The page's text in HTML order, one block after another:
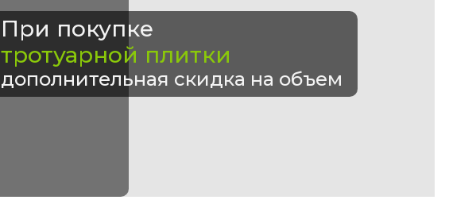
При покупке
тротуарной плитки
дополнительная скидка на объем